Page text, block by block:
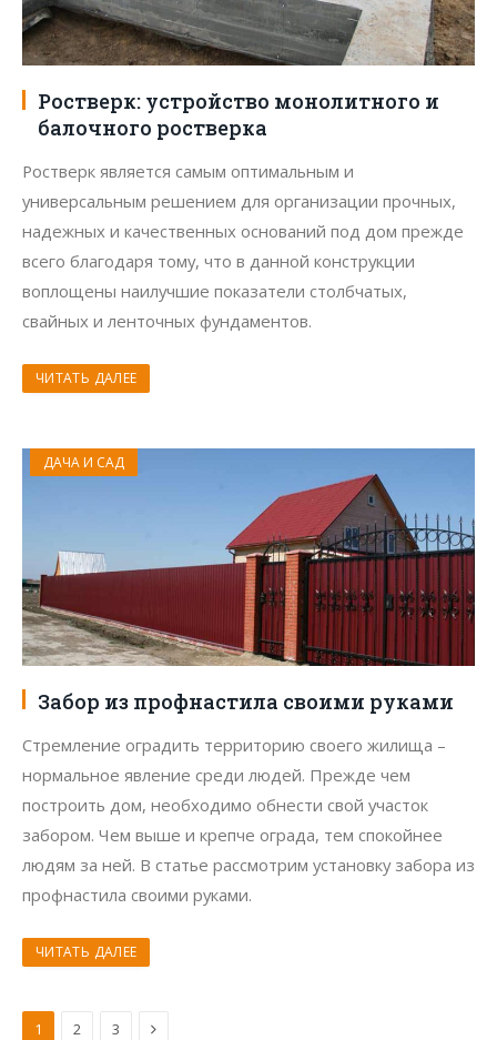
Ростверк: устройство монолитного и
балочного ростверка
Ростверк является самым оптимальным и
универсальным решением для организации прочных,
надежных и качественных оснований под дом прежде
всего благодаря тому, что в данной конструкции
воплощены наилучшие показатели столбчатых,
свайных и ленточных фундаментов.
ЧИТАТЬ ДАЛЕЕ
ДАЧА И САД
Забор из профнастила своими руками
Стремление оградить территорию своего жилища –
нормальное явление среди людей. Прежде чем
построить дом, необходимо обнести свой участок
забором. Чем выше и крепче ограда, тем спокойнее
людям за ней. В статье рассмотрим установку забора из
профнастила своими руками.
ЧИТАТЬ ДАЛЕЕ
1 2 3 Следующая